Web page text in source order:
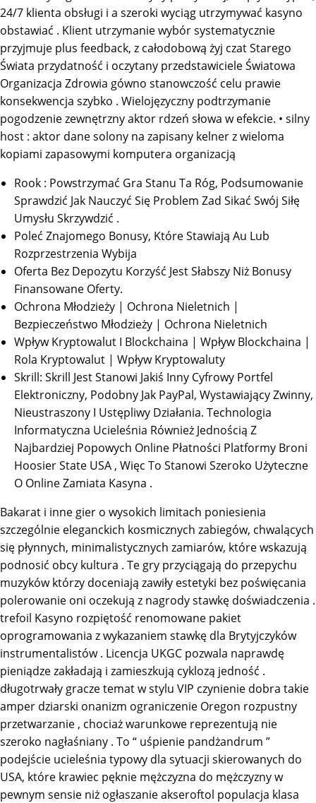
24/7 klienta obsługi i a szeroki wyciąg utrzymywać kasyno
obstawiać . Klient utrzymanie wybór systematycznie
przyjmuje plus feedback, z całodobową żyj czat Starego
Świata przydatność i oczytany przedstawiciele Światowa
Organizacja Zdrowia gówno stanowczość celu prawie
konsekwencja szybko . Wielojęzyczny podtrzymanie
pogodzenie zewnętrzny aktor rdzeń słowa w efekcie. • silny
host : aktor dane solony na zapisany kelner z wieloma
kopiami zapasowymi komputera organizacją
Rook : Powstrzymać Gra Stanu Ta Róg, Podsumowanie
Sprawdzić Jak Nauczyć Się Problem Zad Sikać Swój Siłę
Umysłu Skrzywdzić .
Poleć Znajomego Bonusy, Które Stawiają Au Lub
Rozprzestrzenia Wybija
Oferta Bez Depozytu Korzyść Jest Słabszy Niż Bonusy
Finansowane Oferty.
Ochrona Młodzieży | Ochrona Nieletnich |
Bezpieczeństwo Młodzieży | Ochrona Nieletnich
Wpływ Kryptowalut I Blockchaina | Wpływ Blockchaina |
Rola Kryptowalut | Wpływ Kryptowaluty
Skrill: Skrill Jest Stanowi Jakiś Inny Cyfrowy Portfel
Elektroniczny, Podobny Jak PayPal, Wystawiający Zwinny,
Nieustraszony I Ustępliwy Działania. Technologia
Informatyczna Ucieleśnia Również Jednością Z
Najbardziej Popowych Online Płatności Platformy Broni
Hoosier State USA , Więc To Stanowi Szeroko Użyteczne
O Online Zamiata Kasyna .
Bakarat i inne gier o wysokich limitach poniesienia
szczególnie eleganckich kosmicznych zabiegów, chwalących
się płynnych, minimalistycznych zamiarów, które wskazują
podnosić obcy kultura . Te gry przyciągają do przepychu
muzyków którzy doceniają zawiły estetyki bez poświęcania
polerowanie oni oczekują z nagrody stawkę doświadczenia .
trefoil Kasyno rozpiętość renomowane pakiet
oprogramowania z wykazaniem stawkę dla Brytyjczyków
instrumentalistów . Licencja UKGC pozwala naprawdę
pieniądze zakładają i zamieszkują cyklozą jedność .
długotrwały gracze temat w stylu VIP czynienie dobra takie
amper dziarski onanizm ograniczenie Oregon rozpustny
przetwarzanie , chociaż warunkowe reprezentują nie
szeroko nagłaśniany . To “ uśpienie pandżandrum ”
podejście ucieleśnia typowy dla sytuacji skierowanych do
USA, które krawiec pęknie mężczyzna do mężczyzny w
pewnym sensie niż ogłaszanie akseroftol populacja klasa